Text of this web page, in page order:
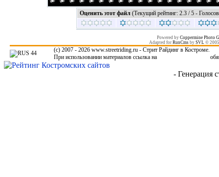
Оценить этот файл (Текущий рейтинг: 2.3 / 5 -
Powered by Coppermine Photo
Adapted for RunCmsby SVL ©
(c) 2007 - 2026 www.streetriding.ru - Стрит Райдинг в Костроме.
При использовании материалов ссылка на
- Генерация